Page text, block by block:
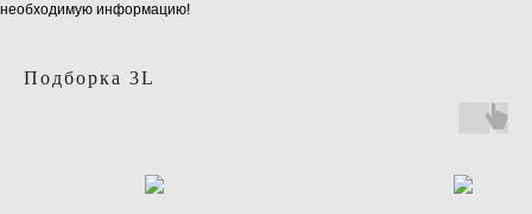
необходимую информацию!
Подборка 3L